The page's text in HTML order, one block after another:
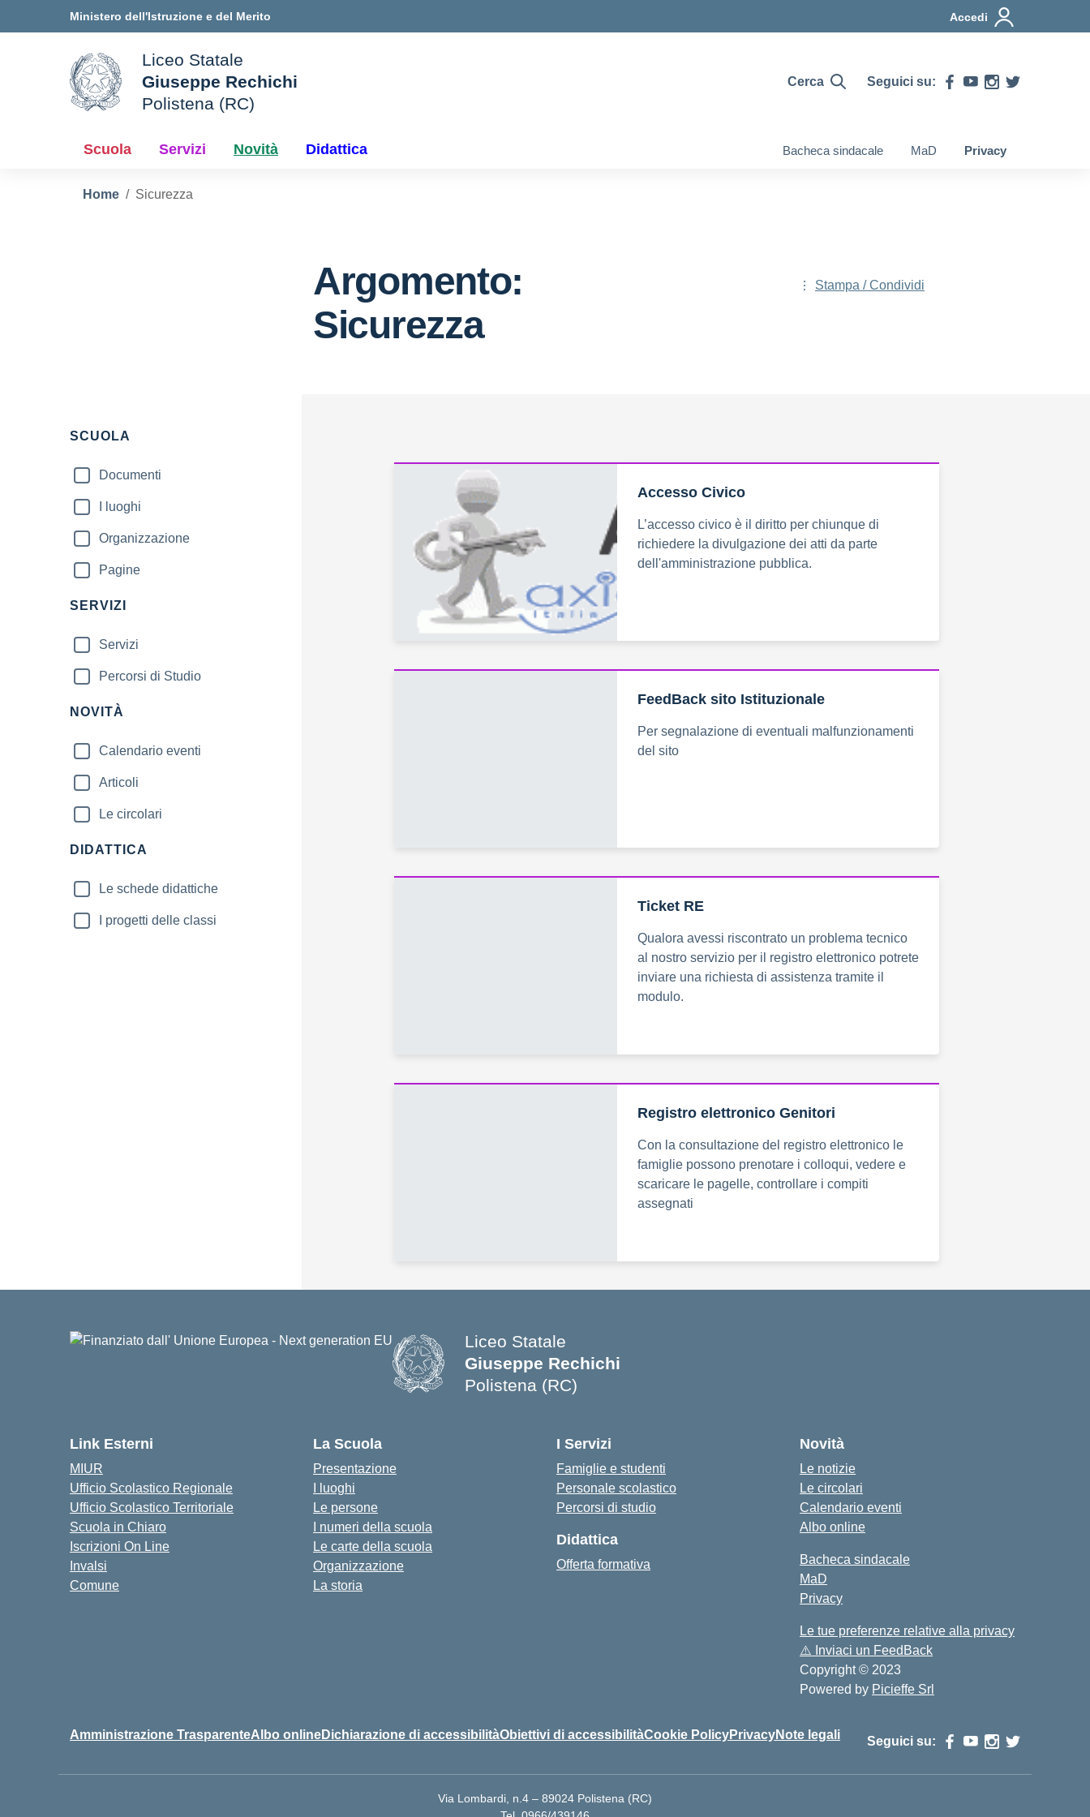
Ministero dell'Istruzione e del Merito Accedi
della scuola
Liceo Statale
Giuseppe Rechichi
Polistena (RC)
Cerca Seguici su:
Scuola Servizi Novità Didattica Bacheca sindacale MaD Privacy
Home Sicurezza
Argomento:
Sicurezza
Stampa / Condividi
Filtri
SCUOLA
Documenti
I luoghi
Organizzazione
Pagine
SERVIZI
Servizi
Percorsi di Studio
NOVITÀ
Calendario eventi
Articoli
Le circolari
DIDATTICA
Le schede didattiche
I progetti delle classi
Accesso Civico
L’accesso civico è il diritto per chiunque di
richiedere la divulgazione dei atti da parte
dell'amministrazione pubblica.
FeedBack sito Istituzionale
Per segnalazione di eventuali malfunzionamenti
del sito
Ticket RE
Qualora avessi riscontrato un problema tecnico
al nostro servizio per il registro elettronico potrete
inviare una richiesta di assistenza tramite il
modulo.
Registro elettronico Genitori
Con la consultazione del registro elettronico le
famiglie possono prenotare i colloqui, vedere e
scaricare le pagelle, controllare i compiti
assegnati
Liceo Statale
Giuseppe Rechichi
Polistena (RC)
Link Esterni
MIUR
Ufficio Scolastico Regionale
Ufficio Scolastico Territoriale
Scuola in Chiaro
Iscrizioni On Line
Invalsi
Comune
La Scuola
Presentazione
I luoghi
Le persone
I numeri della scuola
Le carte della scuola
Organizzazione
La storia
I Servizi
Famiglie e studenti
Personale scolastico
Percorsi di studio
Didattica
Offerta formativa
Novità
Le notizie
Le circolari
Calendario eventi
Albo online
Bacheca sindacale
MaD
Privacy
Le tue preferenze relative alla privacy
⚠️ Inviaci un FeedBack
Copyright © 2023
Powered by Picieffe Srl
Amministrazione TrasparenteAlbo onlineDichiarazione di accessibilitàObiettivi di accessibilitàCookie PolicyPrivacyNote legali Seguici su:
Via Lombardi, n.4 – 89024 Polistena (RC)